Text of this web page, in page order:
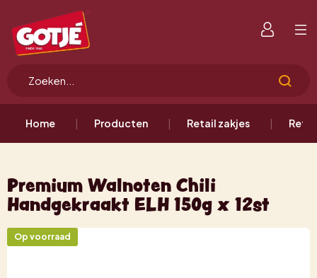
Home Producten Retail zakjes
Premium Walnoten Chili
Handgekraakt ELH 150g x 12st
Op voorraad